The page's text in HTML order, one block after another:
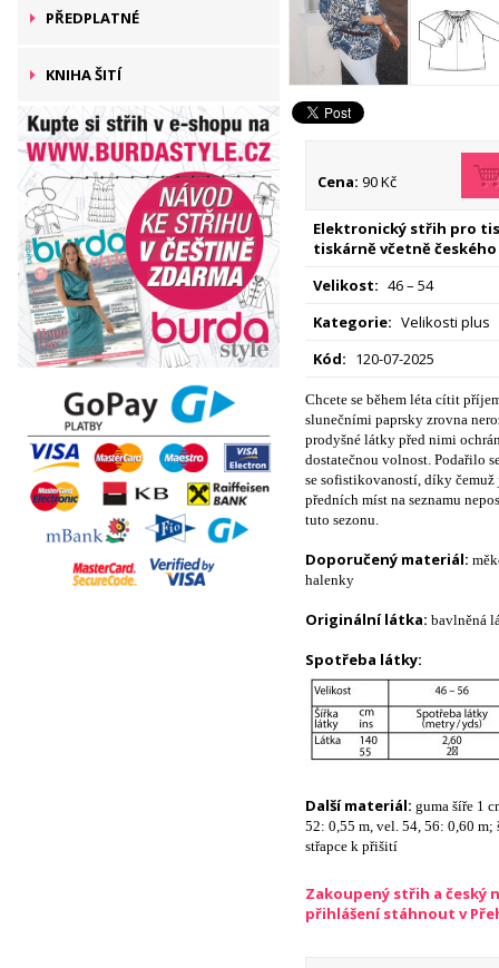
PŘEDPLATNÉ
KNIHA ŠITÍ
Cena: 90 Kč
Elektronický střih pro
tiskárně včetně českého
Velikost: 46 – 54
Kategorie: Velikosti plus
Kód: 120-07-2025
Chcete se během léta cítit
slunečními paprsky zrovna
prodyšné látky před nimi
dostatečnou volnost. Podařilo
se sofistikovaností, díky čemuž
předních míst na seznamu
tuto sezonu.
Doporučený materiál:
halenky
Originální látka: bavlněná
Spotřeba látky:
Další materiál: guma šíře 1
52: 0,55 m, vel. 54, 56: 0,60 m;
střapce k přišití
Zakoupený střih a český
přihlášení stáhnout v